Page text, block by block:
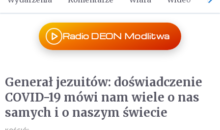
Radio DEON Modlitwa
Generał jezuitów: doświadczenie
COVID-19 mówi nam wiele o nas
samych i o naszym świecie